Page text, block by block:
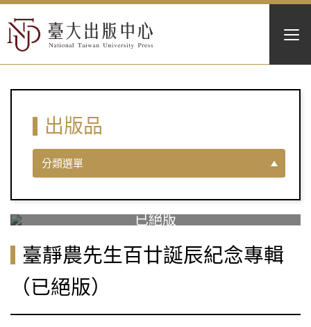
出版品
分類選單
臺靜農先生百廿誕辰紀念專輯
（已絕版）